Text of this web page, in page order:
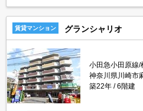
賃貸マンション グランシャリオ
小田急小田原線
神奈川県川崎市
築22年
6階建